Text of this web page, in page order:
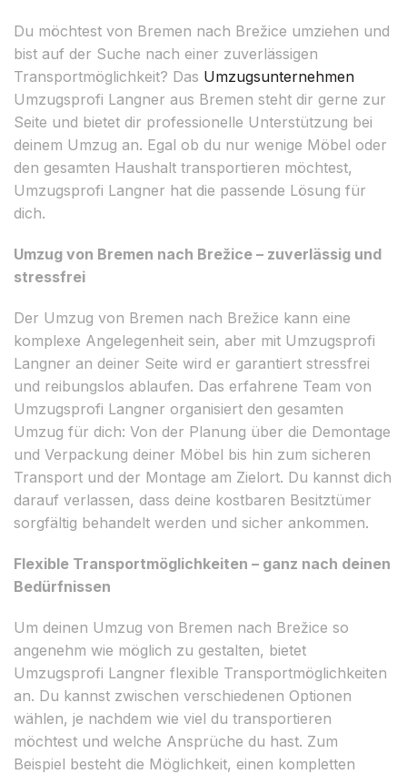
Du möchtest von Bremen nach Brežice umziehen und
bist auf der Suche nach einer zuverlässigen
Transportmöglichkeit? Das Umzugsunternehmen
Umzugsprofi Langner aus Bremen steht dir gerne zur
Seite und bietet dir professionelle Unterstützung bei
deinem Umzug an. Egal ob du nur wenige Möbel oder
den gesamten Haushalt transportieren möchtest,
Umzugsprofi Langner hat die passende Lösung für
dich.
Umzug von Bremen nach Brežice – zuverlässig und
stressfrei
Der Umzug von Bremen nach Brežice kann eine
komplexe Angelegenheit sein, aber mit Umzugsprofi
Langner an deiner Seite wird er garantiert stressfrei
und reibungslos ablaufen. Das erfahrene Team von
Umzugsprofi Langner organisiert den gesamten
Umzug für dich: Von der Planung über die Demontage
und Verpackung deiner Möbel bis hin zum sicheren
Transport und der Montage am Zielort. Du kannst dich
darauf verlassen, dass deine kostbaren Besitztümer
sorgfältig behandelt werden und sicher ankommen.
Flexible Transportmöglichkeiten – ganz nach deinen
Bedürfnissen
Um deinen Umzug von Bremen nach Brežice so
angenehm wie möglich zu gestalten, bietet
Umzugsprofi Langner flexible Transportmöglichkeiten
an. Du kannst zwischen verschiedenen Optionen
wählen, je nachdem wie viel du transportieren
möchtest und welche Ansprüche du hast. Zum
Beispiel besteht die Möglichkeit, einen kompletten